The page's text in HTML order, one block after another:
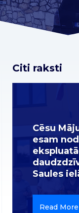
Citi raksti
Cēsu
esam
Saules
Read More